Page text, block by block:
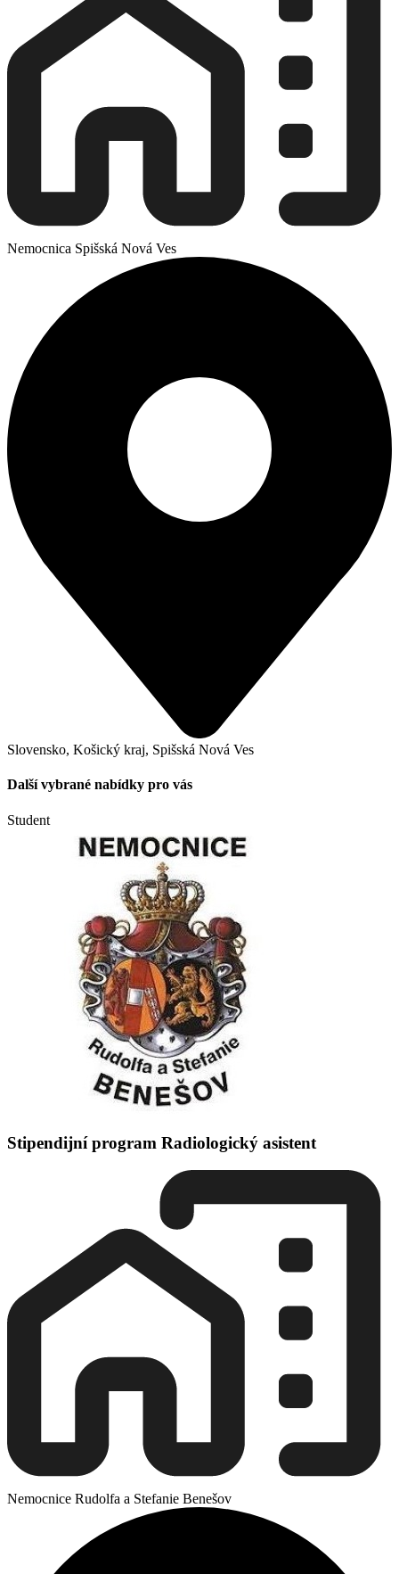
Nemocnica Spišská Nová Ves
Slovensko, Košický kraj, Spišská Nová Ves
Další vybrané nabídky pro vás
Student
Stipendijní program Radiologický asistent
Nemocnice Rudolfa a Stefanie Benešov